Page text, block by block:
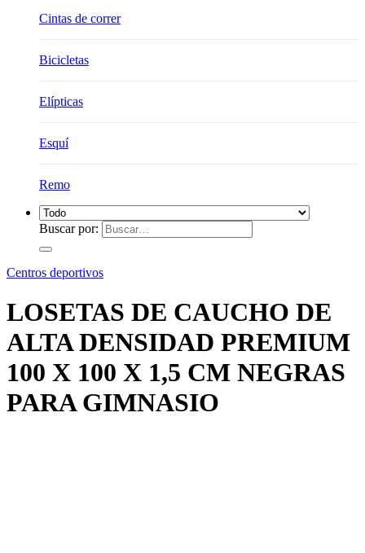
Cintas de correr
Bicicletas
Elípticas
Esquí
Remo
Buscar por:
Centros deportivos
LOSETAS DE CAUCHO DE
ALTA DENSIDAD PREMIUM
100 X 100 X 1,5 CM NEGRAS
PARA GIMNASIO